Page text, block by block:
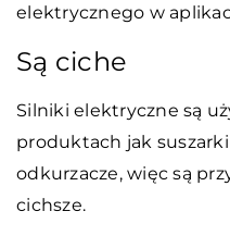
elektrycznego w
Są ciche
Silniki elektryczne są
produktach jak
odkurzacze, więc są
cichsze.